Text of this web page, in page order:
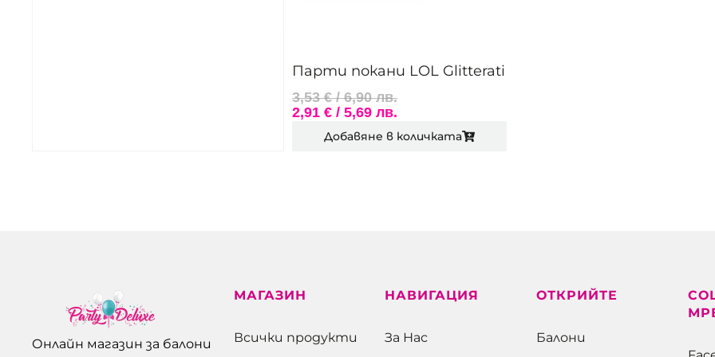
Парти покани LOL Glitterati
3,53€/ 6,90 лв.
2,91 € / 5,69 лв.
Добавяне в количката
Онлайн магазин за балони
МАГАЗИН
Всички продукти
НАВИГАЦИЯ
За Нас
ОТКРИЙТЕ
Балони